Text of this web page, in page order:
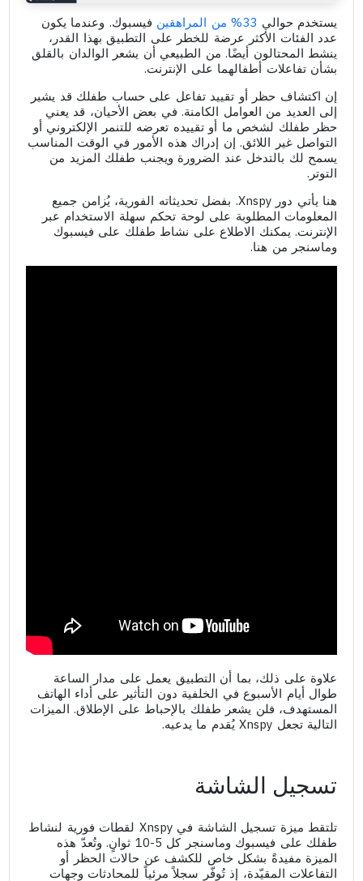
يستخدم حوالي 33% من المراهقين
فيسبوك. وعندما يكون
عدد الفئات الأكثر عرضة للخطر على التطبيق بهذا القدر،
ينشط المحتالون أيضًا. من الطبيعي أن يشعر الوالدان بالقلق
بشأن تفاعلات أطفالهما على الإنترنت.
إن اكتشاف حظر أو تقييد تفاعل على حساب طفلك قد يشير
إلى العديد من العوامل الكامنة. في بعض الأحيان، قد يعني
حظر طفلك لشخص ما أو تقييده تعرضه للتنمر الإلكتروني أو
التواصل غير اللائق. إن إدراك هذه الأمور في الوقت المناسب
يسمح لك بالتدخل عند الضرورة ويجنب طفلك المزيد من
التوتر.
هنا يأتي دور Xnspy. بفضل تحديثاته الفورية، يُزامن جميع
المعلومات المطلوبة على لوحة تحكم سهلة الاستخدام عبر
الإنترنت. يمكنك الاطلاع على نشاط طفلك على فيسبوك
وماسنجر من هنا.
علاوة على ذلك، بما أن التطبيق يعمل على مدار الساعة
طوال أيام الأسبوع في الخلفية دون التأثير على أداء الهاتف
المستهدف، فلن يشعر طفلك بالإحباط على الإطلاق. الميزات
التالية تجعل Xnspy يُقدم ما يدعيه.
تسجيل الشاشة
تلتقط ميزة تسجيل الشاشة في Xnspy لقطات فورية لنشاط
طفلك على فيسبوك وماسنجر كل 5-10 ثوانٍ. وتُعدّ هذه
الميزة مفيدةً بشكل خاص للكشف عن حالات الحظر أو
التفاعلات المقيّدة، إذ تُوفّر سجلاً مرئياً للمحادثات وجهات